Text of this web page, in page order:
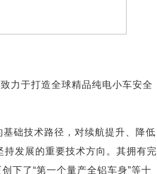
力于打造全球精品纯电小车安全
础技术路径，对续航提升、降低
发展的重要技术方向。其拥有完
下了“第一个量产全铝车身”等十